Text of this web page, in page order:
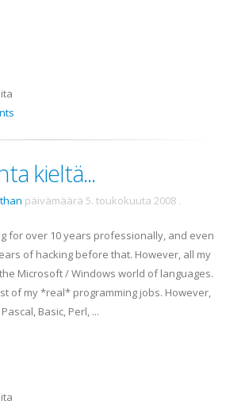
kieltä...
päivämäärä 5. toukokuuta 2008 .
for over 10 years professionally, and even
of hacking before that. However, all my
Microsoft / Windows world of languages.
of my *real* programming jobs. However,
Basic, Perl, ...